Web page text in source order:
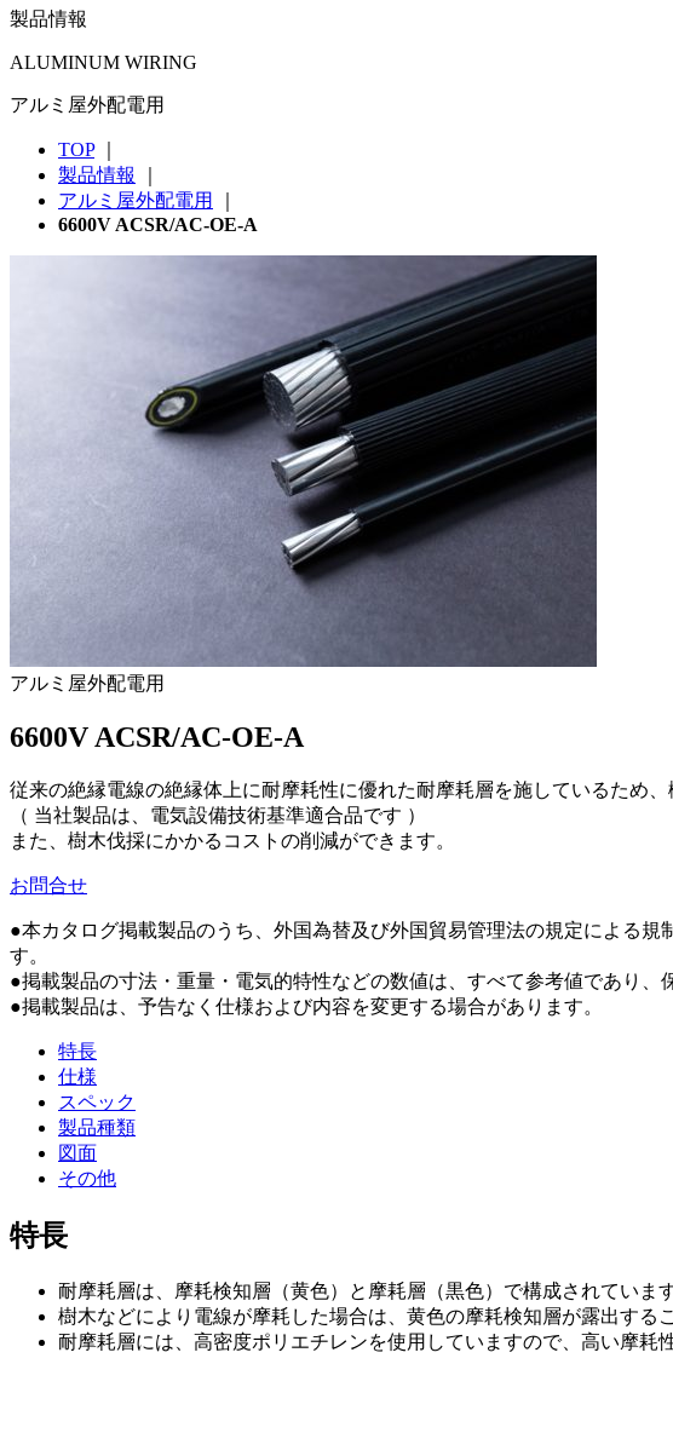
製品情報
ALUMINUM WIRING
アルミ屋外配電用
TOP｜
製品情報
アルミ屋外配電用
6600V ACSR/AC-OE-A
アルミ屋外配電用
6600V ACSR/AC-OE-A
従来の絶縁電線の絶縁体上に耐摩耗性に優れた耐摩耗層を施しているため、
（ 当社製品は、電気設備技術基準適合品です ）
また、樹木伐採にかかるコストの削減ができます。
お問合せ
●本カタログ掲載製品のうち、外国為替及び外国貿易管理法の規定による
す。
●掲載製品の寸法・重量・電気的特性などの数値は、すべて参考値であり、
●掲載製品は、予告なく仕様および内容を変更する場合があります。
特長
仕様
スペック
製品種類
図面
その他
特長
耐摩耗層は、摩耗検知層（黄色）と摩耗層（黒色）で構成されています
樹木などにより電線が摩耗した場合は、黄色の摩耗検知層が露出する
耐摩耗層には、高密度ポリエチレンを使用していますので、高い摩耗